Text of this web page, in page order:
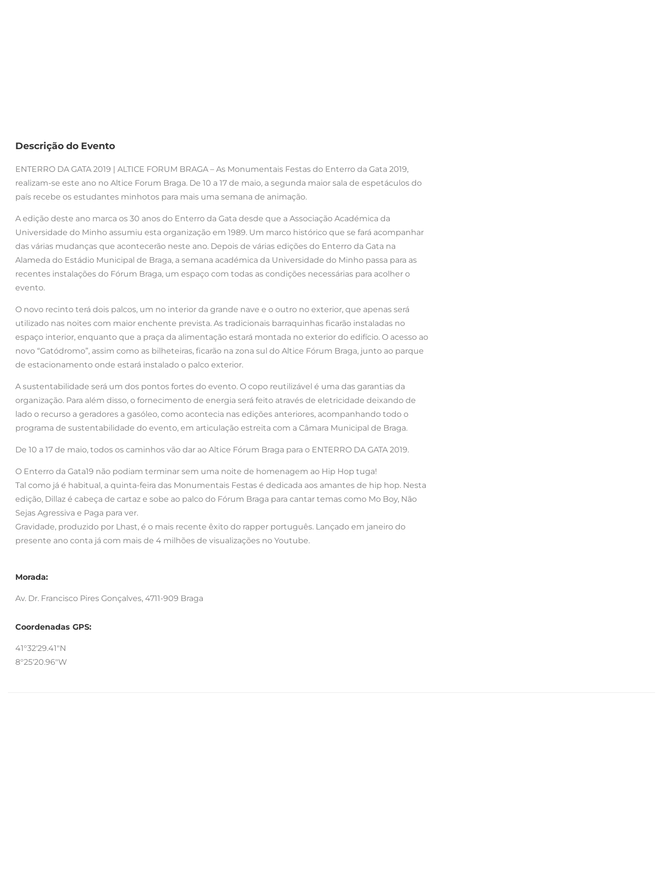
Descrição do Evento
ENTERRO DA GATA 2019 | ALTICE FORUM BRAGA – As Monumentais Festas do Enterro da Gata 2019,
realizam-se este ano no Altice Forum Braga. De 10 a 17 de maio, a segunda maior sala de espetáculos do
país recebe os estudantes minhotos para mais uma semana de animação.
A edição deste ano marca os 30 anos do Enterro da Gata desde que a Associação Académica da
Universidade do Minho assumiu esta organização em 1989. Um marco histórico que se fará acompanhar
das várias mudanças que acontecerão neste ano. Depois de várias edições do Enterro da Gata na
Alameda do Estádio Municipal de Braga, a semana académica da Universidade do Minho passa para as
recentes instalações do Fórum Braga, um espaço com todas as condições necessárias para acolher o
evento.
O novo recinto terá dois palcos, um no interior da grande nave e o outro no exterior, que apenas será
utilizado nas noites com maior enchente prevista. As tradicionais barraquinhas ficarão instaladas no
espaço interior, enquanto que a praça da alimentação estará montada no exterior do edifício. O acesso ao
novo “Gatódromo”, assim como as bilheteiras, ficarão na zona sul do Altice Fórum Braga, junto ao parque
de estacionamento onde estará instalado o palco exterior.
A sustentabilidade será um dos pontos fortes do evento. O copo reutilizável é uma das garantias da
organização. Para além disso, o fornecimento de energia será feito através de eletricidade deixando de
lado o recurso a geradores a gasóleo, como acontecia nas edições anteriores, acompanhando todo o
programa de sustentabilidade do evento, em articulação estreita com a Câmara Municipal de Braga.
De 10 a 17 de maio, todos os caminhos vão dar ao Altice Fórum Braga para o ENTERRO DA GATA 2019.
O Enterro da Gata19 não podiam terminar sem uma noite de homenagem ao Hip Hop tuga!
Tal como já é habitual, a quinta-feira das Monumentais Festas é dedicada aos amantes de hip hop. Nesta
edição, Dillaz é cabeça de cartaz e sobe ao palco do Fórum Braga para cantar temas como Mo Boy, Não
Sejas Agressiva e Paga para ver.
Gravidade, produzido por Lhast, é o mais recente êxito do rapper português. Lançado em janeiro do
presente ano conta já com mais de 4 milhões de visualizações no Youtube.
Morada:
Av. Dr. Francisco Pires Gonçalves, 4711-909 Braga
Coordenadas GPS:
41°32'29.41"N
8°25'20.96"W